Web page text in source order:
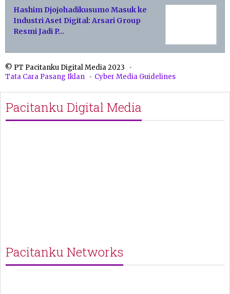
Hashim Djojohadikusumo Masuk ke
Industri Aset Digital: Arsari Group
Resmi Jadi P…
© PT Pacitanku Digital Media 2023
Tata Cara Pasang Iklan
Cyber Media Guidelines
Pacitanku Digital Media
Pacitanku Networks